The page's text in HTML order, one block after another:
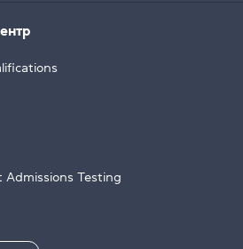
Admissions Testing